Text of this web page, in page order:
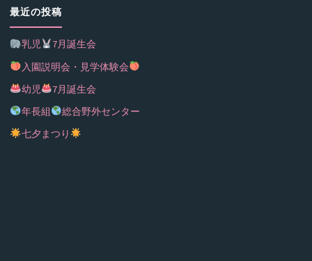
最近の投稿
乳児
7月誕生会
入園説明会・見学体験会
幼児
7月誕生会
年長組
総合野外センター
七夕まつり